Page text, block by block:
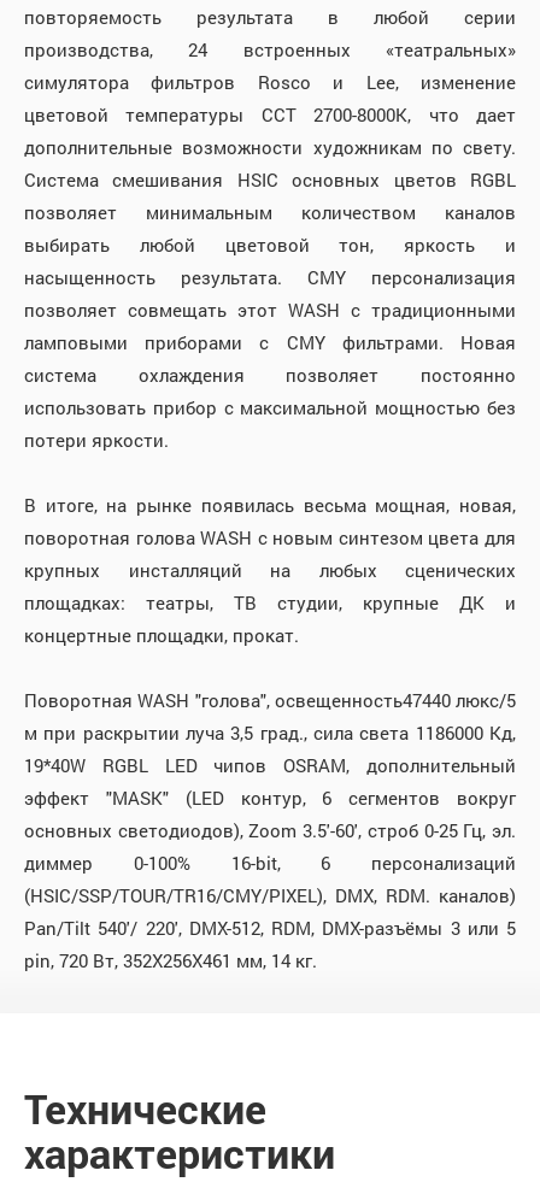
повторяемость результата в любой серии
производства, 24 встроенных «театральных»
симулятора фильтров Rosco и Lee, изменение
цветовой температуры CCT 2700-8000K, что дает
дополнительные возможности художникам по свету.
Система смешивания HSIC основных цветов RGBL
позволяет минимальным количеством каналов
выбирать любой цветовой тон, яркость и
насыщенность результата. CMY персонализация
позволяет совмещать этот WASH с традиционными
ламповыми приборами с CMY фильтрами. Новая
система охлаждения позволяет постоянно
использовать прибор с максимальной мощностью без
потери яркости.
В итоге, на рынке появилась весьма мощная, новая,
поворотная голова WASH с новым синтезом цвета для
крупных инсталляций на любых сценических
площадках: театры, ТВ студии, крупные ДК и
концертные площадки, прокат.
Поворотная WASH "голова", освещенность47440 люкс/5
м при раскрытии луча 3,5 град., сила света 1186000 Кд,
19*40W RGBL LED чипов OSRAM, дополнительный
эффект "MASK" (LED контур, 6 сегментов вокруг
основных светодиодов), Zoom 3.5'-60', строб 0-25 Гц, эл.
диммер 0-100% 16-bit, 6 персонализаций
(HSIC/SSP/TOUR/TR16/CMY/PIXEL), DMX, RDM. каналов)
Pan/Tilt 540'/ 220', DMX-512, RDM, DMX-разъёмы 3 или 5
pin, 720 Вт, 352X256X461 мм, 14 кг.
Технические
характеристики